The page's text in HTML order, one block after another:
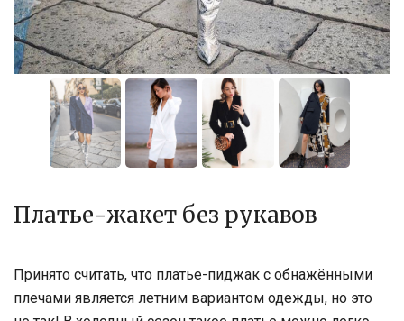
Платье-жакет без рукавов
Принято считать, что платье-пиджак с обнажёнными
плечами является летним вариантом одежды, но это